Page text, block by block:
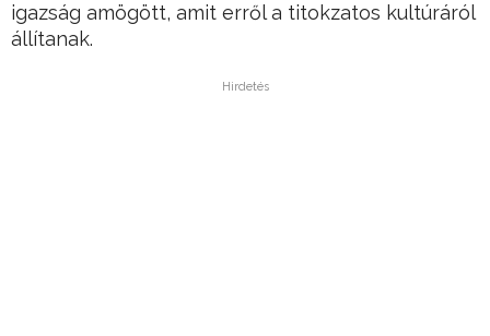
igazság amögött, amit erről a titokzatos kultúráról
állítanak.
Hirdetés